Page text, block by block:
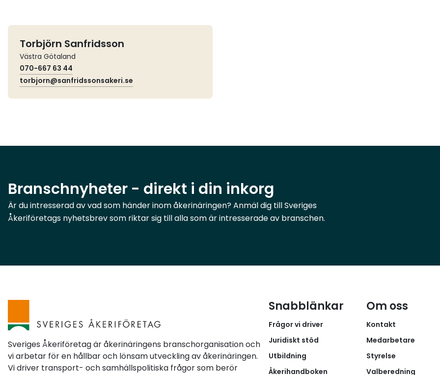
Torbjörn Sanfridsson
Västra Götaland
070-667 63 44
torbjorn@sanfridssonsakeri.se
Branschnyheter - direkt i din inkorg
Är du intresserad av vad som händer inom åkerinäringen? Anmäl dig till Sveriges
Åkeriföretags nyhetsbrev som riktar sig till alla som är intresserade av branschen.
Sveriges Åkeriföretag är åkerinäringens branschorganisation och
vi arbetar för en hållbar och lönsam utveckling av åkerinäringen.
Vi driver transport- och samhällspolitiska frågor som berör
Snabblänkar
Frågor vi driver
Juridiskt stöd
Utbildning
Åkerihandboken
Om oss
Kontakt
Medarbetare
Styrelse
Valberedning